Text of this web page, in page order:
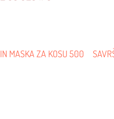
MASKA ZA KOSU 500